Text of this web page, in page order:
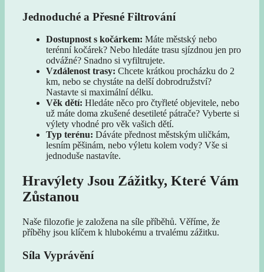
Jednoduché a Přesné Filtrování
Dostupnost s kočárkem: Máte městský nebo
terénní kočárek? Nebo hledáte trasu sjízdnou jen pro
odvážné? Snadno si vyfiltrujete.
Vzdálenost trasy: Chcete krátkou procházku do 2
km, nebo se chystáte na delší dobrodružství?
Nastavte si maximální délku.
Věk dětí: Hledáte něco pro čtyřleté objevitele, nebo
už máte doma zkušené desetileté pátrače? Vyberte si
výlety vhodné pro věk vašich dětí.
Typ terénu: Dáváte přednost městským uličkám,
lesním pěšinám, nebo výletu kolem vody? Vše si
jednoduše nastavíte.
Hravýlety Jsou Zážitky, Které Vám
Zůstanou
Naše filozofie je založena na síle příběhů. Věříme, že
příběhy jsou klíčem k hlubokému a trvalému zážitku.
Síla Vyprávění